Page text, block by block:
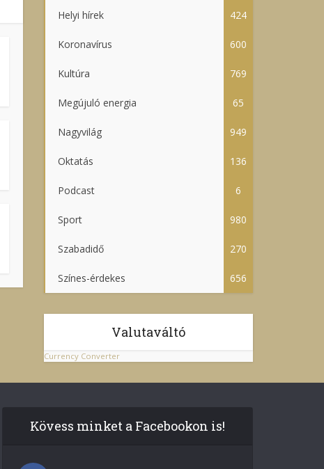
Helyi hírek 424
Koronavírus 600
Kultúra 769
Megújuló energia 65
Nagyvilág 949
Oktatás 136
Podcast 6
Sport 980
Szabadidő 270
Színes-érdekes 656
Valutaváltó
Currency Converter
Kövess minket a Facebookon is!